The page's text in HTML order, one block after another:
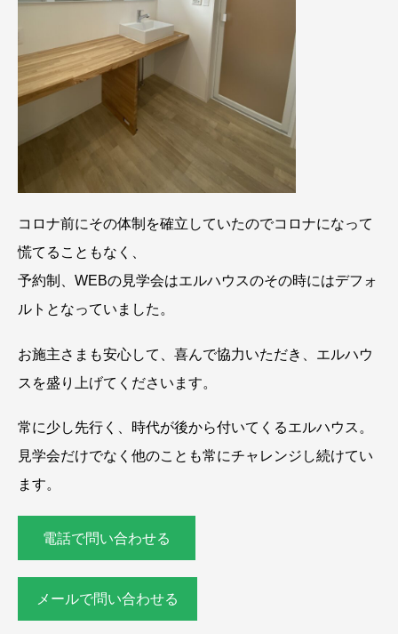
コロナ前にその体制を確立していたのでコロナになって
慌てることもなく、
予約制、WEBの見学会はエルハウスのその時にはデフォ
ルトとなっていました。
お施主さまも安心して、喜んで協力いただき、エルハウ
スを盛り上げてくださいます。
常に少し先行く、時代が後から付いてくるエルハウス。
見学会だけでなく他のことも常にチャレンジし続けてい
ます。
電話で問い合わせる
メールで問い合わせる